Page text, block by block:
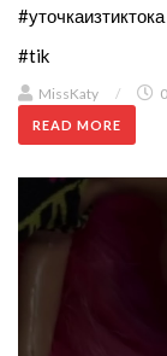
#tik
MissKaty /
READ MORE